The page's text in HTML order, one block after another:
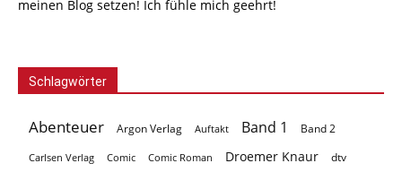
meinen Blog setzen! Ich fühle mich geehrt!
Schlagwörter
Abenteuer Argon Verlag Auftakt Band 1 Band 2
Carlsen Verlag Comic Comic Roman Droemer Knaur dtv